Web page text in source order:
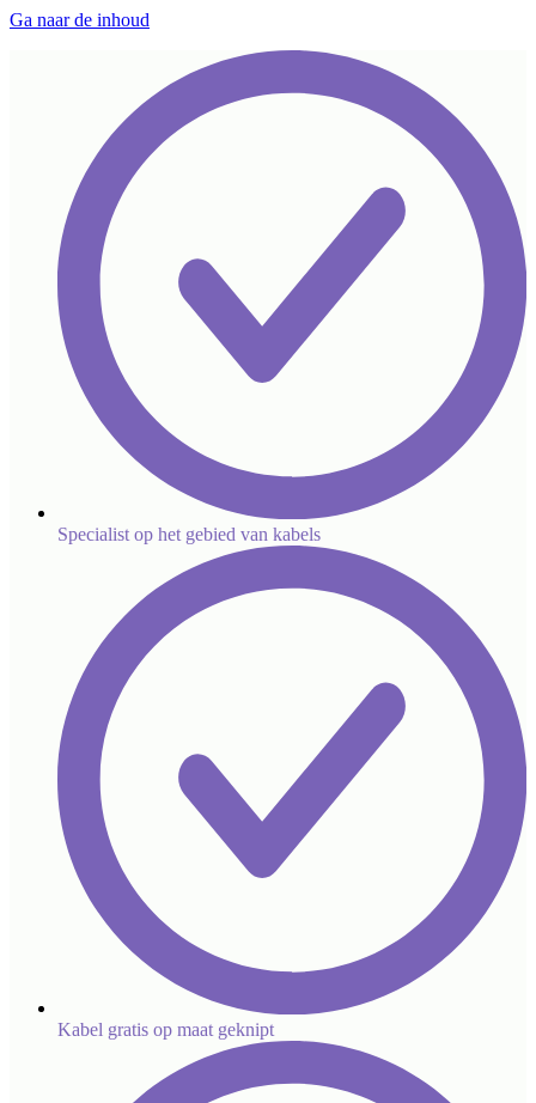
Ga naar de inhoud
Specialist op het gebied van kabels
Kabel gratis op maat geknipt